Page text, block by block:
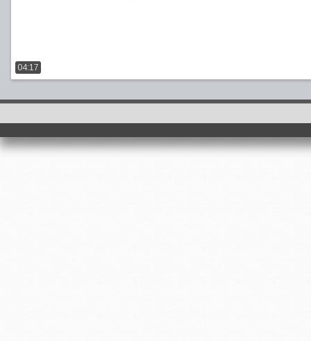
04:17